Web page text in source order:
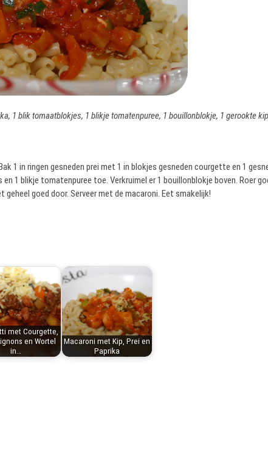
1 blik tomaatblokjes, 1 blikje tomatenpuree, 1 bouillonblokje, 1 gerookte
1 in ringen gesneden prei met 1 in blokjes gesneden courgette en 1
1 blikje tomatenpuree toe. Verkruimel er 1 bouillonblokje boven. Roer
goed door. Serveer met de macaroni. Eet smakelijk!
met Courgette,
en Wortel
in…
Macaroni met Kip, Prei en
Paprika